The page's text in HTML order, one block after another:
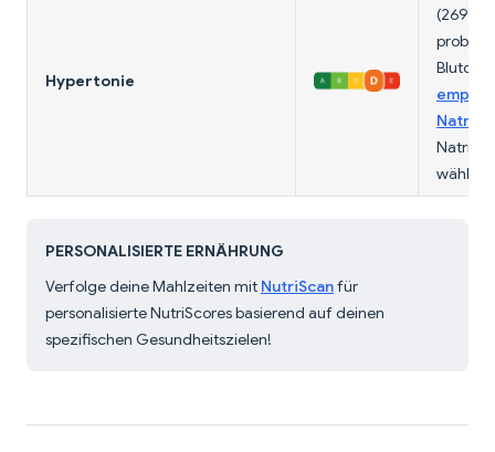
Hypertonie
(269mg
wählen.
PERSONALISIERTE ERNÄHRUNG
Verfolge deine Mahlzeiten mit NutriScanfür
personalisierte NutriScores basierend auf deinen
spezifischen Gesundheitszielen!